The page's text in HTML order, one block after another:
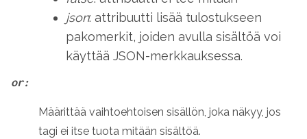
json: attribuutti lisää tulostukseen
pakomerkit, joiden avulla sisältöä voi
käyttää JSON-merkkauksessa.
or:
Määrittää vaihtoehtoisen sisällön, joka näkyy, jos
tagi ei itse tuota mitään sisältöä.